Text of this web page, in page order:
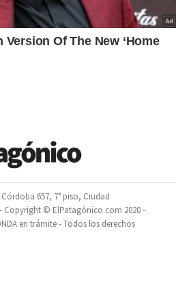
657, 7° piso, Ciudad
Copyright © ElPatagónico.com 2020 -
en trámite - Todos los derechos